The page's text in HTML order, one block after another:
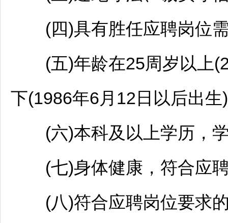
(四)具有胜任应聘岗位需
(五)年龄在25周岁以上
下(1986年6月12日以后出
(六)本科及以上学历，学
(七)身体健康，符合应聘
(八)符合应聘岗位要求的